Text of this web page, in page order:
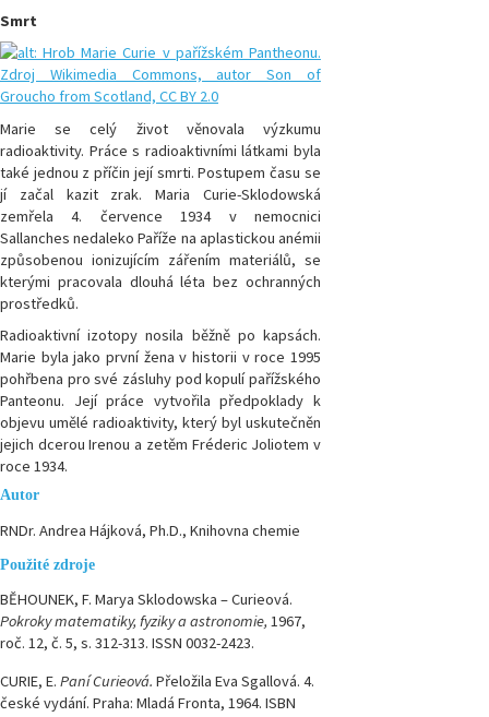
Smrt
Marie se celý život věnovala výzkumu
radioaktivity. Práce s radioaktivními látkami byla
také jednou z příčin její smrti. Postupem času se
jí začal kazit zrak. Maria Curie-Sklodowská
zemřela 4. července 1934 v nemocnici
Sallanches nedaleko Paříže na aplastickou anémii
způsobenou ionizujícím zářením materiálů, se
kterými pracovala dlouhá léta bez ochranných
prostředků.
Radioaktivní izotopy nosila běžně po kapsách.
Marie byla jako první žena v historii v roce 1995
pohřbena pro své zásluhy pod kopulí pařížského
Panteonu. Její práce vytvořila předpoklady k
objevu umělé radioaktivity, který byl uskutečněn
jejich dcerou Irenou a zetěm Fréderic Joliotem v
roce 1934.
Autor
RNDr. Andrea Hájková, Ph.D., Knihovna chemie
Použité zdroje
BĚHOUNEK, F. Marya Sklodowska – Curieová.
Pokroky matematiky, fyziky a astronomie, 1967,
roč. 12, č. 5, s. 312-313. ISSN 0032-2423.
CURIE, E. Paní Curieová. Přeložila Eva Sgallová. 4.
české vydání. Praha: Mladá Fronta, 1964. ISBN